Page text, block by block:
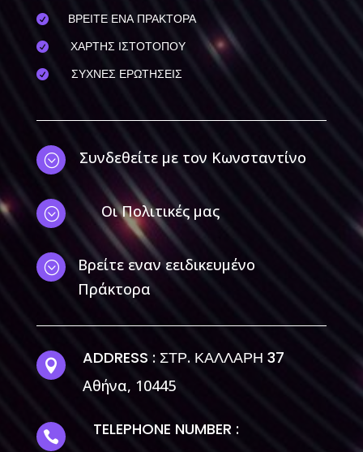
 ΒΡΕΙΤΕ ΕΝΑ ΠΡΑΚΤΟΡΑ
 ΧΑΡΤΗΣ ΙΣΤΟΤΟΠΟΥ
 ΣΥΧΝΕΣ ΕΡΩΤΗΣΕΙΣ
; Συνδεθείτε με τον Κωνσταντίνο
; Οι Πολιτικές μας
;
Βρείτε εναν εειδικευμένο
Πράκτορα
 ADDRESS : ΣΤΡ. ΚΑΛΛΑΡΗ 37
Αθήνα, 10445
 TELEPHONE NUMBER :